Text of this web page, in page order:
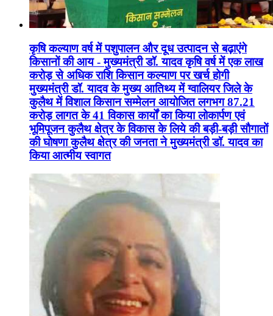
कृषि कल्याण वर्ष में पशुपालन और दूध उत्पादन से बढ़ाएंगे
किसानों की आय - मुख्यमंत्री डॉ. यादव कृषि वर्ष में एक लाख
करोड़ से अधिक राशि किसान कल्याण पर खर्च होगी
मुख्यमंत्री डॉ. यादव के मुख्य आतिथ्य में ग्वालियर जिले के
कुलैथ में विशाल किसान सम्मेलन आयोजित लगभग 87.21
करोड़ लागत के 41 विकास कार्यों का किया लोकार्पण एवं
भूमिपूजन कुलैथ क्षेत्र के विकास के लिये की बड़ी-बड़ी सौगातों
की घोषणा कुलैथ क्षेत्र की जनता ने मुख्यमंत्री डॉ. यादव का
किया आत्मीय स्वागत